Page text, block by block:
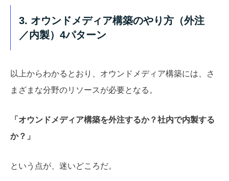
3. オウンドメディア構築のやり方（外注
／内製）4パターン
以上からわかるとおり、オウンドメディア構築には、さ
まざまな分野のリソースが必要となる。
「オウンドメディア構築を外注するか？社内で内製する
か？」
という点が、迷いどころだ。